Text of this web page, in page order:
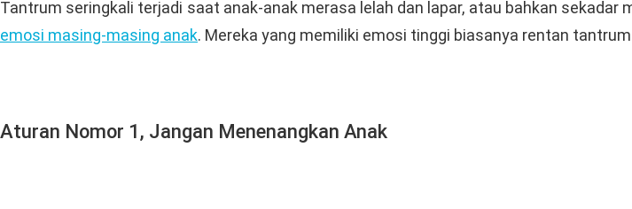
Tantrum seringkali terjadi saat anak-anak merasa lelah dan lapar, atau bahkan
emosi masing-masing anak. Mereka yang memiliki emosi tinggi biasanya rentan
Aturan Nomor 1, Jangan Menenangkan Anak